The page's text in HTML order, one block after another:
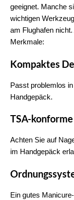
geeignet. Manche
wichtigen
am Flughafen
Merkmale:
Kompaktes
Passt problemlos
Handgepäck.
TSA-
Achten Sie auf
im Handgepäck
Ein gutes